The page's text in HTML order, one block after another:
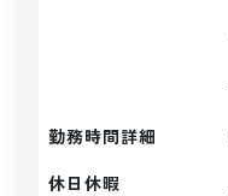
勤務時間詳細
休日休暇